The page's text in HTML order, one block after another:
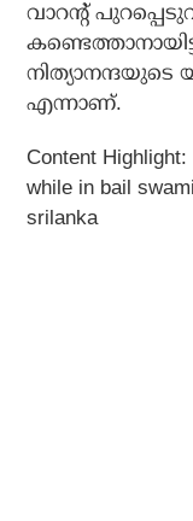
വാറന്റ്
എന്നാണ്.
Content
while in bail
srilanka